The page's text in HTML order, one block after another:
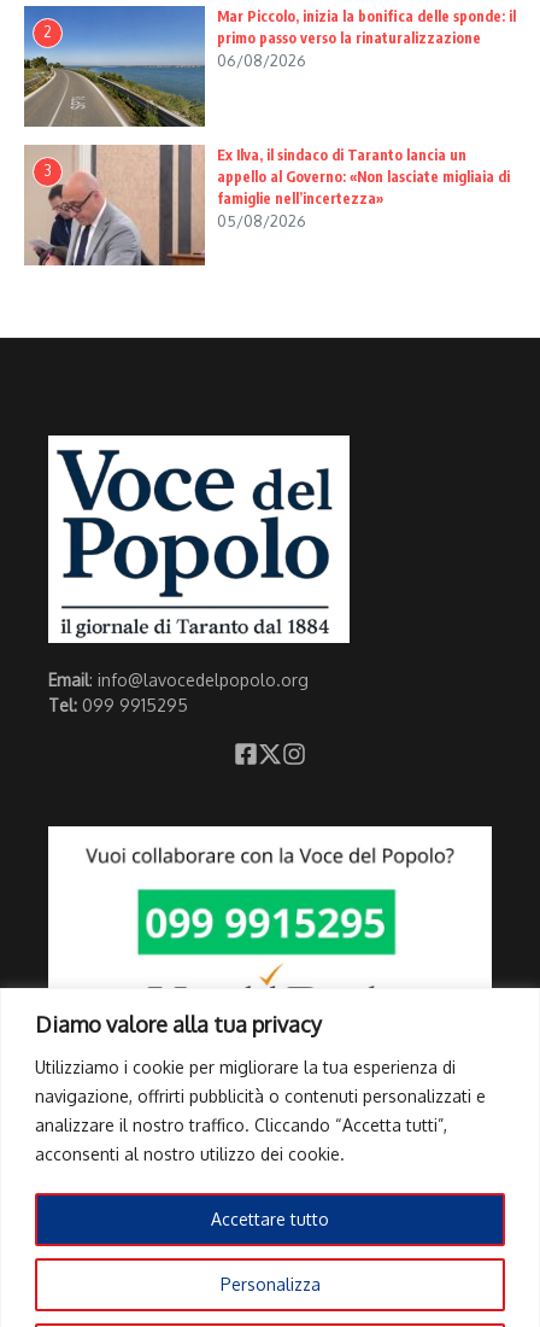
Diamo valore alla tua privacy
Utilizziamo i cookie per migliorare la tua esperienza di
navigazione, offrirti pubblicità o contenuti personalizzati e
analizzare il nostro traffico. Cliccando “Accetta tutti”,
acconsenti al nostro utilizzo dei cookie.
Personalizza
Accettare tutto
2
Mar Piccolo, inizia la bonifica delle sponde: il
primo passo verso la rinaturalizzazione
06/08/2026
3
Ex Ilva, il sindaco di Taranto lancia un
appello al Governo: «Non lasciate migliaia di
famiglie nell’incertezza»
05/08/2026
Email: info@lavocedelpopolo.org
Tel: 099 9915295
Link Utili
Info Pubblicità elettorale